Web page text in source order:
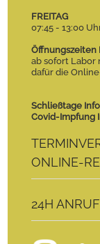
FREITAG
07:45 - 13:00
Öffnungszeiten
ab sofort Labor
dafür die
Schließtage
Covid-Impfung
ONLINE-
24H